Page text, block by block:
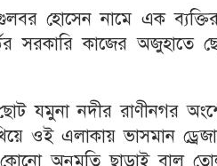
হোসেন নামে এক
সরকারি কাজের
যমুনা নদীর রাণীনগর
ওই এলাকায় ভাসমান
অনুমতি ছাড়াই বালু